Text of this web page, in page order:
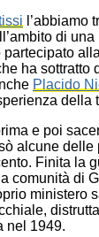
l’abbiamo
di
ha sottratto
Placido
della
e poi
alcune delle
Finita la
comunità di
ministero
nel 1949.